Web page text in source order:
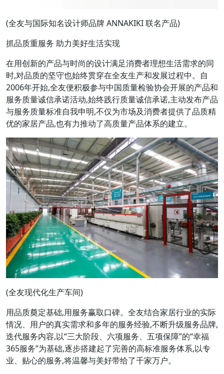
(全友与国际知名设计师品牌 ANNAKIKI 联名产品)
抓品质重服务 助力美好生活实现
在用创新的产品与时尚的设计满足消费者理想生活需求的同
时,对品质的坚守也始终贯穿在全友生产和发展过程中。自
2006年开始,全友便积极参与中国质量检验协会开展的产品和
服务质量诚信承诺活动,始终践行质量诚信承诺,主动发布产品
与服务质量标准自我申明,不仅为市场及消费者提供了品质精
优的家居产品,也有力推动了高质量产品体系的建立。
(全友现代化生产车间)
用品质奠定基础,用服务赢取口碑。全友结合家居行业的实际
情况、用户的真实需求和多年的服务经验,不断升级服务品牌,
迭代服务内容,以“三大阶段、六项服务、五项保障”的“幸福
365服务”为基础,逐步搭建起了完善的高标准服务体系,以专
业、贴心的服务,将温馨与美好带给了千家万户。